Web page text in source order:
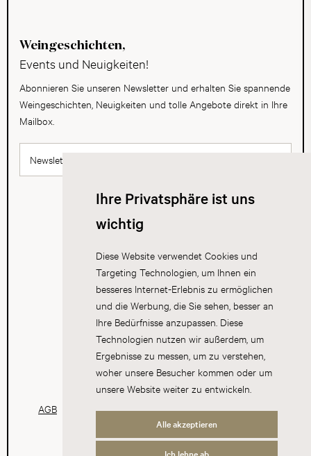
Ihre Privatsphäre ist uns
wichtig
Diese Website verwendet Cookies und
Targeting Technologien, um Ihnen ein
besseres Internet-Erlebnis zu ermöglichen
und die Werbung, die Sie sehen, besser an
Ihre Bedürfnisse anzupassen. Diese
Technologien nutzen wir außerdem, um
Ergebnisse zu messen, um zu verstehen,
woher unsere Besucher kommen oder um
unsere Website weiter zu entwickeln.
Alle akzeptieren
Weingeschichten,
Events und Neuigkeiten!
Abonnieren Sie unseren Newsletter und erhalten Sie spannende
Weingeschichten, Neuigkeiten und tolle Angebote direkt in Ihre
Mailbox.
Newsletter abonnieren
AGB Datenschutz Impressum Cookies